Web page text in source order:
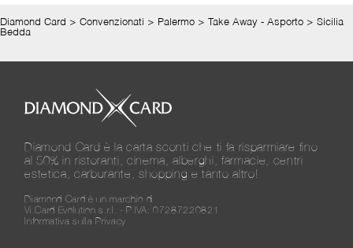
Diamond Card > Convenzionati > Palermo > Take Away - Asporto > Sicilia
Bedda
Diamond Card è la carta sconti che ti fa risparmiare fino
al 50% in ristoranti, cinema, alberghi, farmacie, centri
estetica, carburante, shopping e tanto altro!
Diamond Card è un marchio di
Vi.Card Evolution s.r.l. - P.IVA: 07287220821
Informativa sulla Privacy